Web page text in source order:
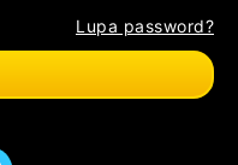
Lupa password?